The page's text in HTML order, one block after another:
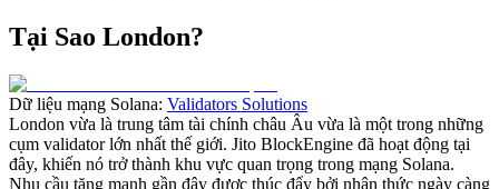
Tại Sao London?
Dữ liệu mạng Solana: Validators Solutions
London vừa là trung tâm tài chính châu Âu vừa là một trong những
cụm validator lớn nhất thế giới. Jito BlockEngine đã hoạt động tại
đây, khiến nó trở thành khu vực quan trọng trong mạng Solana.
Nhu cầu tăng mạnh gần đây được thúc đẩy bởi nhận thức ngày càng